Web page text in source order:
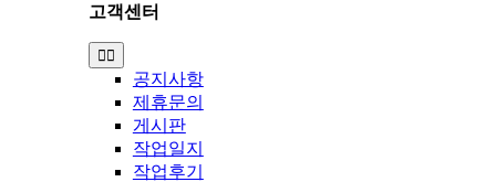
고객센터
Toggle
Navigation
공지사항
제휴문의
게시판
작업일지
작업후기